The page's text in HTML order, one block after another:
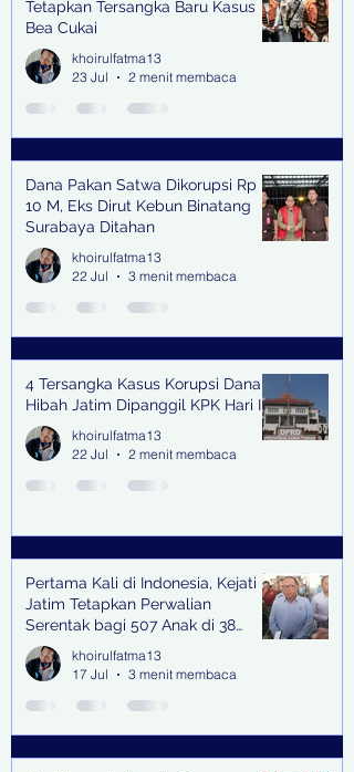
Tetapkan Tersangka Baru Kasus
Bea Cukai
khoirulfatma13
23 Jul
2 menit membaca
Dana Pakan Satwa Dikorupsi Rp
10 M, Eks Dirut Kebun Binatang
Surabaya Ditahan
khoirulfatma13
22 Jul
3 menit membaca
4 Tersangka Kasus Korupsi Dana
Hibah Jatim Dipanggil KPK Hari Ini
khoirulfatma13
22 Jul
2 menit membaca
Pertama Kali di Indonesia, Kejati
Jatim Tetapkan Perwalian
Serentak bagi 507 Anak di 38
Kabupaten & Kota
khoirulfatma13
17 Jul
3 menit membaca